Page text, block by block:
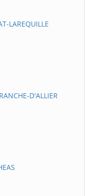
LAREQUILLE
D'ALLIER